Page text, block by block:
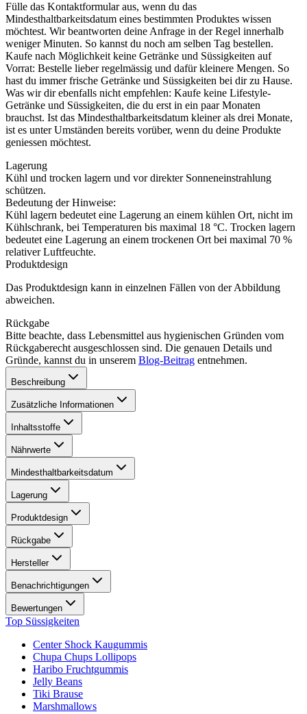
Fülle das Kontaktformular aus, wenn du das
Mindesthaltbarkeitsdatum eines bestimmten Produktes wissen
möchtest. Wir beantworten deine Anfrage in der Regel innerhalb
weniger Minuten. So kannst du noch am selben Tag bestellen.
Kaufe nach Möglichkeit keine Getränke und Süssigkeiten auf
Vorrat: Bestelle lieber regelmässig und dafür kleinere Mengen. So
hast du immer frische Getränke und Süssigkeiten bei dir zu Hause.
Was wir dir ebenfalls nicht empfehlen: Kaufe keine Lifestyle-
Getränke und Süssigkeiten, die du erst in ein paar Monaten
brauchst. Ist das Mindesthaltbarkeitsdatum kleiner als drei Monate,
ist es unter Umständen bereits vorüber, wenn du deine Produkte
geniessen möchtest.
Lagerung
Kühl und trocken lagern und vor direkter Sonneneinstrahlung
schützen.
Bedeutung der Hinweise:
Kühl lagern bedeutet eine Lagerung an einem kühlen Ort, nicht im
Kühlschrank, bei Temperaturen bis maximal 18 °C. Trocken lagern
bedeutet eine Lagerung an einem trockenen Ort bei maximal 70 %
relativer Luftfeuchte.
Produktdesign
Das Produktdesign kann in einzelnen Fällen von der Abbildung
abweichen.
Rückgabe
Bitte beachte, dass Lebensmittel aus hygienischen Gründen vom
Rückgaberecht ausgeschlossen sind. Die genauen Details und
Gründe, kannst du in unserem Blog-Beitrag entnehmen.
Beschreibung
Zusätzliche Informationen
Inhaltsstoffe
Nährwerte
Mindesthaltbarkeitsdatum
Lagerung
Produktdesign
Rückgabe
Hersteller
Benachrichtigungen
Bewertungen
Top Süssigkeiten
Center Shock Kaugummis
Chupa Chups Lollipops
Haribo Fruchtgummis
Jelly Beans
Tiki Brause
Marshmallows